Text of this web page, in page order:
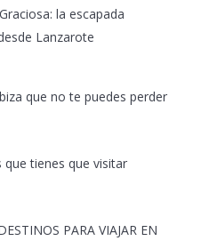
la escapada
Lanzarote
que no te puedes perder
que tienes que visitar
PARA VIAJAR EN